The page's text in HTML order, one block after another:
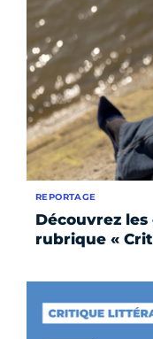
Découvrez
rubrique «
REPORTAGE